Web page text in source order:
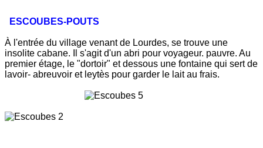
ESCOUBES-POUTS
À l'entrée du village venant de Lourdes, se trouve une
insolite cabane. Il s'agit d'un abri pour voyageur. pauvre. Au
premier étage, le "dortoir" et dessous une fontaine qui sert de
lavoir- abreuvoir et leytès pour garder le lait au frais.